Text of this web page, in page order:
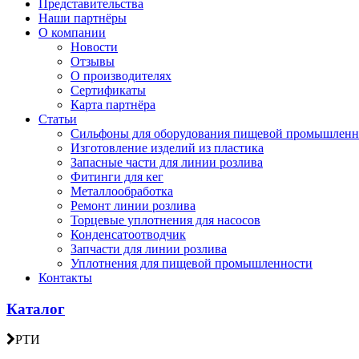
Представительства
Наши партнёры
О компании
Новости
Отзывы
О производителях
Сертификаты
Карта партнёра
Статьи
Сильфоны для оборудования пищевой
Изготовление изделий из пластика
Запасные части для линии розлива
Фитинги для кег
Металлообработка
Ремонт линии розлива
Торцевые уплотнения для насосов
Конденсатоотводчик
Запчасти для линии розлива
Уплотнения для пищевой промышленности
Контакты
Каталог
РТИ